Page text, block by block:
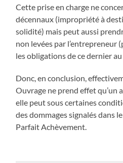
Cette prise en charge ne
décennaux (impropriété à
solidité) mais peut aussi
non levées par l’entrepreneur
les obligations de ce dernier
Donc, en conclusion,
Ouvrage ne prend effet qu’un
elle peut sous certaines
des dommages signalés dans
Parfait Achèvement.